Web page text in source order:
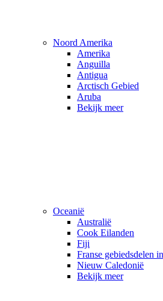
Noord Amerika
Amerika
Anguilla
Antigua
Arctisch Gebied
Aruba
Bekijk meer
Oceanië
Australië
Cook Eilanden
Fiji
Franse gebiedsdelen
Nieuw Caledonië
Bekijk meer